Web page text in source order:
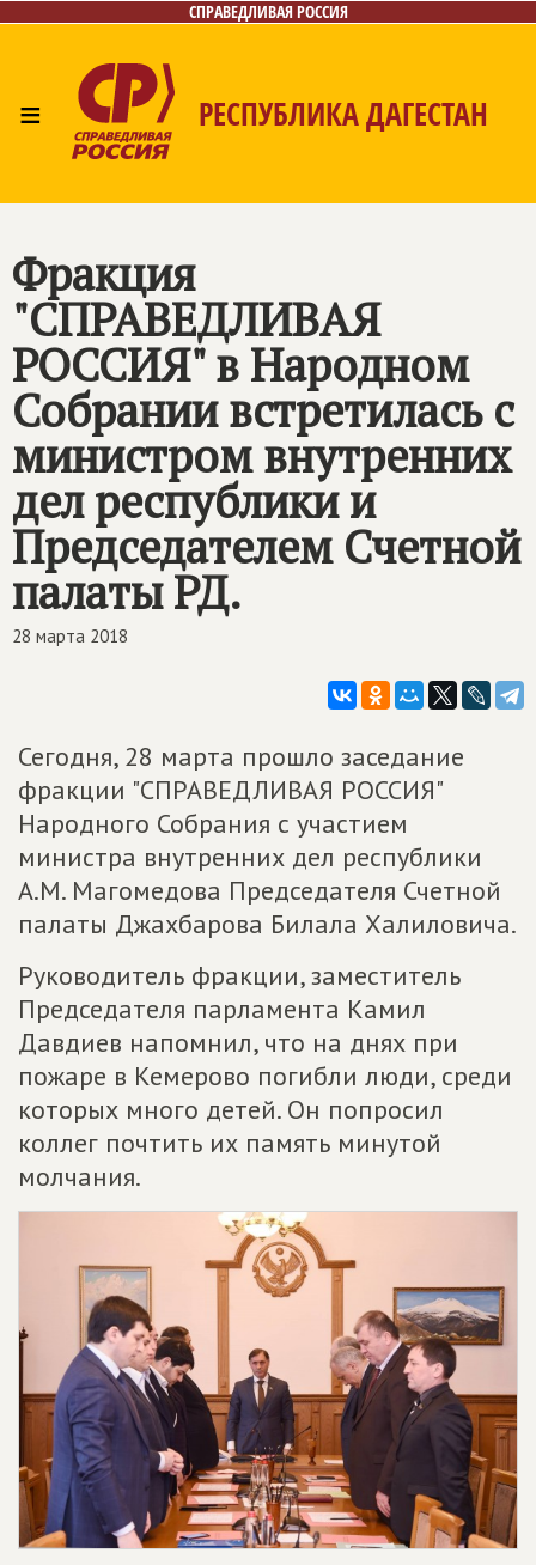
СПРАВЕДЛИВАЯ РОССИЯ
≡ РЕСПУБЛИКА ДАГЕСТАН
Фракция
"СПРАВЕДЛИВАЯ
РОССИЯ" в Народном
Собрании встретилась с
министром внутренних
дел республики и
Председателем Счетной
палаты РД.
28 марта 2018
Сегодня, 28 марта прошло заседание
фракции "СПРАВЕДЛИВАЯ РОССИЯ"
Народного Собрания с участием
министра внутренних дел республики
А.М. Магомедова Председателя Счетной
палаты Джахбарова Билала Халиловича.
Руководитель фракции, заместитель
Председателя парламента Камил
Давдиев напомнил, что на днях при
пожаре в Кемерово погибли люди, среди
которых много детей. Он попросил
коллег почтить их память минутой
молчания.